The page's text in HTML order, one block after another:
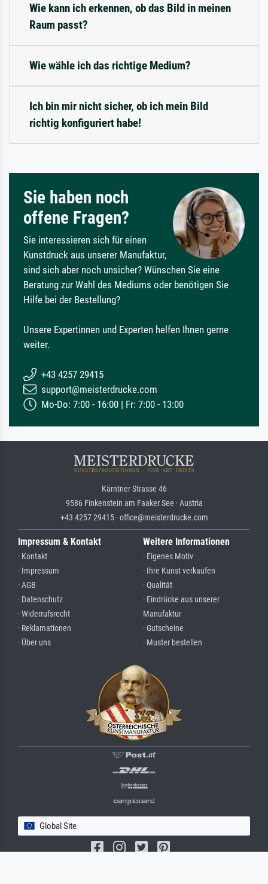
Wie kann ich erkennen, ob das Bild in meinen
Raum passt?
Wie wähle ich das richtige Medium?
Ich bin mir nicht sicher, ob ich mein Bild
richtig konfiguriert habe!
Sie haben noch
offene Fragen?
Sie interessieren sich für einen
Kunstdruck aus unserer Manufaktur,
sind sich aber noch unsicher? Wünschen Sie eine
Beratung zur Wahl des Mediums oder benötigen Sie
Hilfe bei der Bestellung?
Unsere Expertinnen und Experten helfen Ihnen gerne
weiter.
+43 4257 29415
support@meisterdrucke.com
Mo-Do: 7:00 - 16:00 | Fr: 7:00 - 13:00
Kärntner Strasse 46
9586 Finkenstein am Faaker See · Austria
+43 4257 29415 · office@meisterdrucke.com
Impressum & Kontakt
· Kontakt
· Impressum
· AGB
· Datenschutz
· Widerrufsrecht
· Reklamationen
· Über uns
Weitere Informationen
· Eigenes Motiv
· Ihre Kunst verkaufen
· Qualität
· Eindrücke aus unserer
Manufaktur
· Gutscheine
· Muster bestellen
Global Site